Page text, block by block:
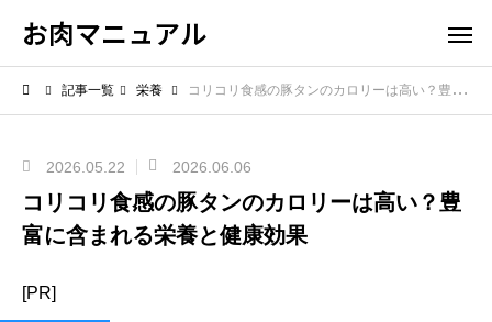
お肉マニュアル
記事一覧 栄養 コリコリ食感の豚タンのカロリーは高い？豊富に含まれる栄養と健康効果
2026.05.22 2026.06.06
コリコリ食感の豚タンのカロリーは高い？豊
富に含まれる栄養と健康効果
[PR]